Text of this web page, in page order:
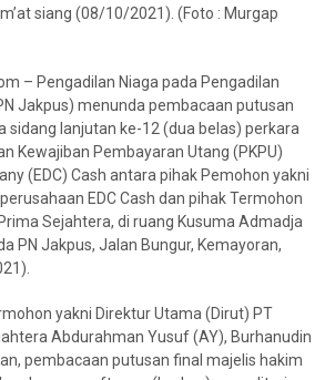
siang (08/10/2021). (Foto : Murgap
– Pengadilan Niaga pada Pengadilan
Jakpus) menunda pembacaan putusan
sidang lanjutan ke-12 (dua belas) perkara
Kewajiban Pembayaran Utang (PKPU)
(EDC) Cash antara pihak Pemohon yakni
EDC Cash dan pihak Termohon
Sejahtera, di ruang Kusuma Admadja
PN Jakpus, Jalan Bungur, Kemayoran,
yakni Direktur Utama (Dirut) PT
Abdurahman Yusuf (AY), Burhanudin
pembacaan putusan final majelis hakim